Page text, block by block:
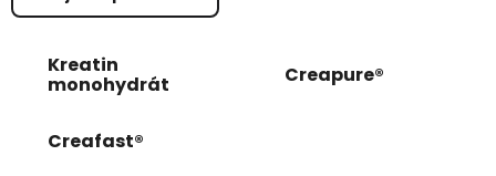
Kreatin
monohydrát Creapure®
Creafast®